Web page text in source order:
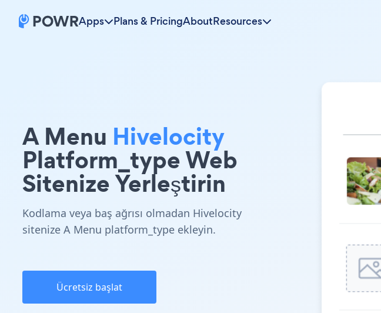
Apps Plans & PricingAboutResources
A Menu Hivelocity
Platform_type Web
Sitenize Yerleştirin
Kodlama veya baş ağrısı olmadan Hivelocity
sitenize A Menu platform_type ekleyin.
Ücretsiz başlat